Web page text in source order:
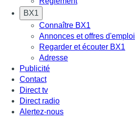
BX1
Connaître BX1
Annonces et offres d'emploi
Regarder et écouter BX1
Adresse
Publicité
Contact
Direct tv
Direct radio
Alertez-nous